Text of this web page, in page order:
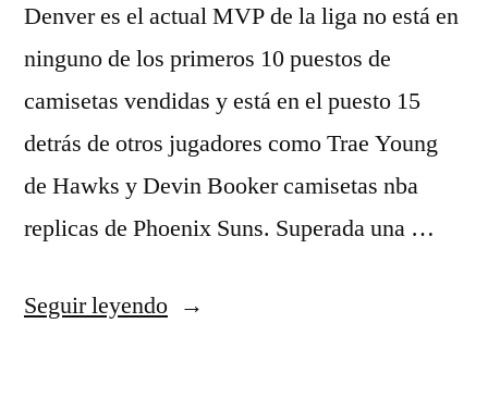
Denver es el actual MVP de la liga no está en
ninguno de los primeros 10 puestos de
camisetas vendidas y está en el puesto 15
detrás de otros jugadores como Trae Young
de Hawks y Devin Booker camisetas nba
replicas de Phoenix Suns. Superada una …
Seguir leyendo«de